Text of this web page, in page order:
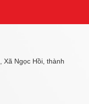
Xã Ngọc Hồi, thành